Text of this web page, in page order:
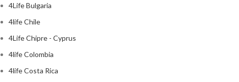
4Life Bulgaria
4life Chile
4Life Chipre - Cyprus
4life Colombia
4life Costa Rica